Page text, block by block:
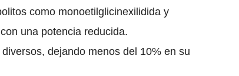
como monoetilglicinexilidida y
una potencia reducida.
dejando menos del 10% en su